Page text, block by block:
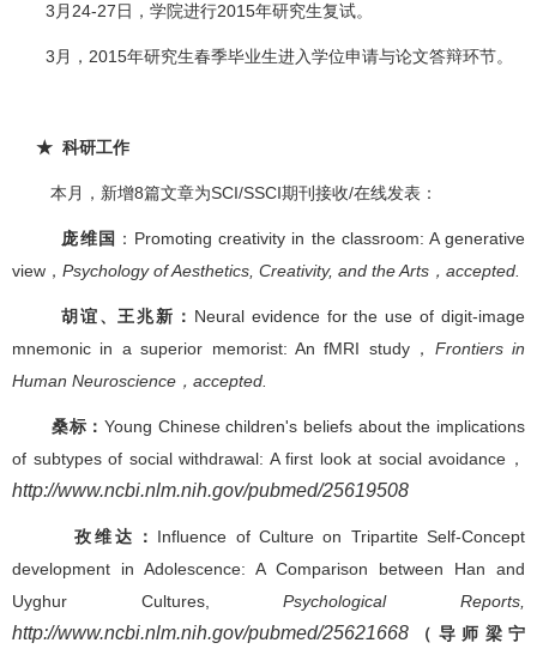
3月24-27日，学院进行2015年研究生复试。
3月，2015年研究生春季毕业生进入学位申请与论文答辩环节。
★ 科研工作
本月，新增8篇文章为SCI/SSCI期刊接收/在线发表：
庞维国 ：Promoting creativity in the classroom: A generative
view， Psychology of Aesthetics, Creativity, and the Arts ， accepted.
胡谊、王兆新： Neural evidence for the use of digit-image
mnemonic in a superior memorist: An fMRI study， Frontiers in
Human Neuroscience ， accepted.
桑标： Young Chinese children's beliefs about the implications
of subtypes of social withdrawal: A first look at social avoidance，
http://www.ncbi.nlm.nih.gov/pubmed/25619508
孜维达： Influence of Culture on Tripartite Self-Concept
development in Adolescence: A Comparison between Han and
Uyghur Cultures,Psychological Reports,
http://www.ncbi.nlm.nih.gov/pubmed/25621668 （导师梁宁